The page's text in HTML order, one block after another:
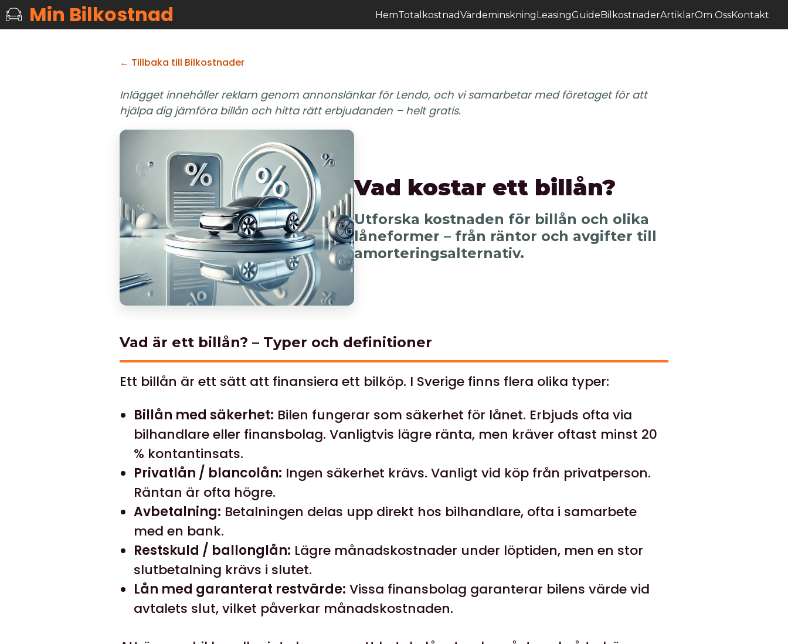
Min Bilkostnad HemTotalkostnadVärdeminskningLeasingGuideBilkostnaderArtiklarOm OssKontakt
← Tillbaka till Bilkostnader
Inlägget innehåller reklam genom annonslänkar för Lendo, och vi samarbetar med företaget för att
hjälpa dig jämföra billån och hitta rätt erbjudanden – helt gratis.
Vad kostar ett billån?
Utforska kostnaden för billån och olika
låneformer – från räntor och avgifter till
amorteringsalternativ.
Vad är ett billån? – Typer och definitioner
Ett billån är ett sätt att finansiera ett bilköp. I Sverige finns flera olika typer:
Billån med säkerhet: Bilen fungerar som säkerhet för lånet. Erbjuds ofta via
bilhandlare eller finansbolag. Vanligtvis lägre ränta, men kräver oftast minst 20
% kontantinsats.
Privatlån / blancolån: Ingen säkerhet krävs. Vanligt vid köp från privatperson.
Räntan är ofta högre.
Avbetalning: Betalningen delas upp direkt hos bilhandlare, ofta i samarbete
med en bank.
Restskuld / ballonglån: Lägre månadskostnader under löptiden, men en stor
slutbetalning krävs i slutet.
Lån med garanterat restvärde: Vissa finansbolag garanterar bilens värde vid
avtalets slut, vilket påverkar månadskostnaden.